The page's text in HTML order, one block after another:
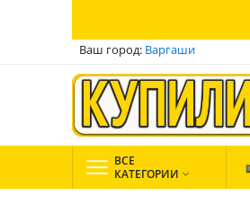
Ваш город: Варгаши
ВСЕ
КАТЕГОРИИ 